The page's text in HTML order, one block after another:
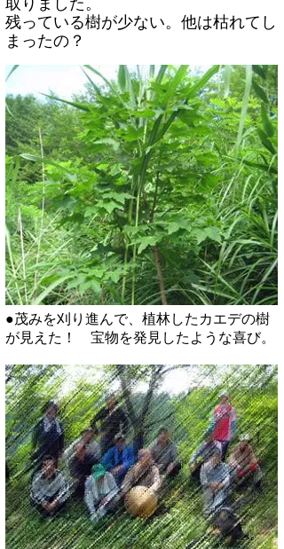
取りました。
残っている樹が少ない。他は枯れてし
まったの？
●茂みを刈り進んで、植林したカエデの樹
が見えた！ 宝物を発見したような喜び。